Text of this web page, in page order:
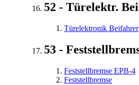
52 - Türelektr.
Türelektronik Beifahrer
53 -
Feststellbremse EPB-4
Feststellbremse